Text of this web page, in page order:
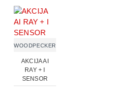
WOODPECKER
AKCIJA AI
RAY + I
SENSOR